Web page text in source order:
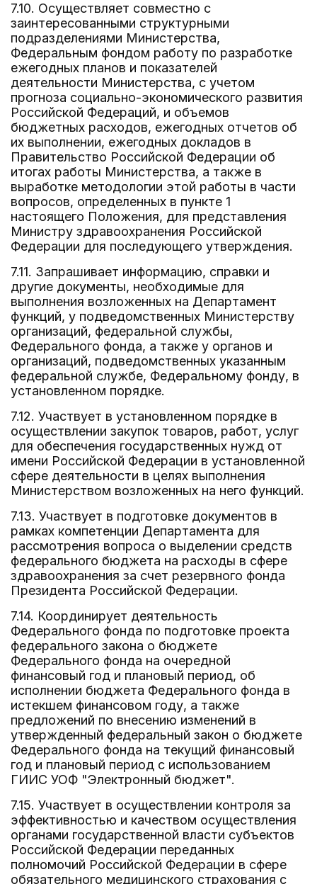
7.10. Осуществляет совместно с
заинтересованными структурными
подразделениями Министерства,
Федеральным фондом работу по разработке
ежегодных планов и показателей
деятельности Министерства, с учетом
прогноза социально-экономического развития
Российской Федераций, и объемов
бюджетных расходов, ежегодных отчетов об
их выполнении, ежегодных докладов в
Правительство Российской Федерации об
итогах работы Министерства, а также в
выработке методологии этой работы в части
вопросов, определенных в пункте 1
настоящего Положения, для представления
Министру здравоохранения Российской
Федерации для последующего утверждения.
7.11. Запрашивает информацию, справки и
другие документы, необходимые для
выполнения возложенных на Департамент
функций, у подведомственных Министерству
организаций, федеральной службы,
Федерального фонда, а также у органов и
организаций, подведомственных указанным
федеральной службе, Федеральному фонду, в
установленном порядке.
7.12. Участвует в установленном порядке в
осуществлении закупок товаров, работ, услуг
для обеспечения государственных нужд от
имени Российской Федерации в установленной
сфере деятельности в целях выполнения
Министерством возложенных на него функций.
7.13. Участвует в подготовке документов в
рамках компетенции Департамента для
рассмотрения вопроса о выделении средств
федерального бюджета на расходы в сфере
здравоохранения за счет резервного фонда
Президента Российской Федерации.
7.14. Координирует деятельность
Федерального фонда по подготовке проекта
федерального закона о бюджете
Федерального фонда на очередной
финансовый год и плановый период, об
исполнении бюджета Федерального фонда в
истекшем финансовом году, а также
предложений по внесению изменений в
утвержденный федеральный закон о бюджете
Федерального фонда на текущий финансовый
год и плановый период с использованием
ГИИС УОФ "Электронный бюджет".
7.15. Участвует в осуществлении контроля за
эффективностью и качеством осуществления
органами государственной власти субъектов
Российской Федерации переданных
полномочий Российской Федерации в сфере
обязательного медицинского страхования с